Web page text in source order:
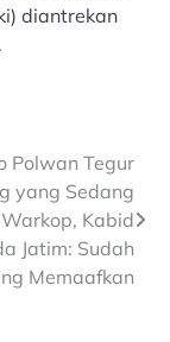
diantrekan
Polwan Tegur
yang Sedang
Kabid
Jatim: Sudah
Memaafkan